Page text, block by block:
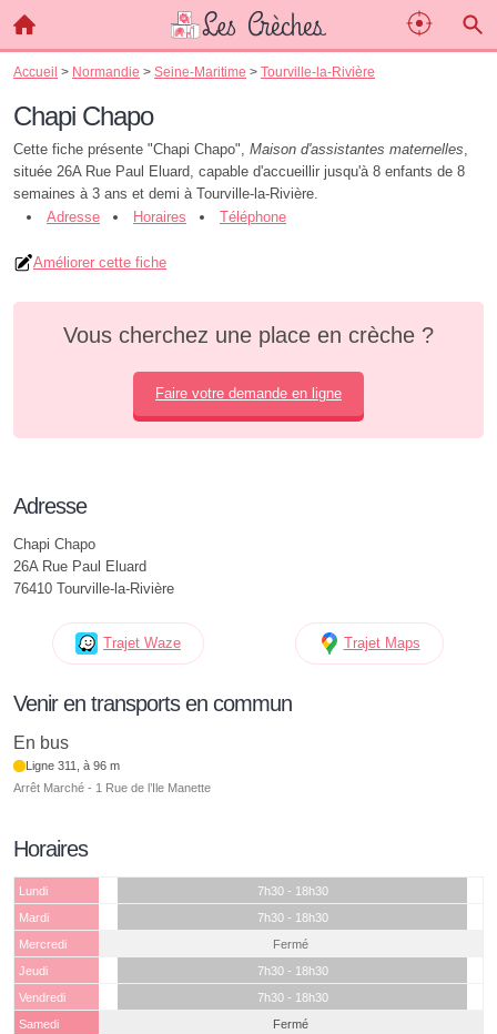
Accueil > Normandie > Seine-Maritime > Tourville-la-Rivière
Chapi Chapo
Cette fiche présente "Chapi Chapo", Maison d'assistantes maternelles,
située 26A Rue Paul Eluard, capable d'accueillir jusqu'à 8 enfants de 8
semaines à 3 ans et demi à Tourville-la-Rivière.
Adresse
Horaires Téléphone
Améliorer cette fiche
Vous cherchez une place en crèche ?
Faire votre demande en ligne
Adresse
Chapi Chapo
26A Rue Paul Eluard
76410 Tourville-la-Rivière
Trajet Waze Trajet Maps
Venir en transports en commun
En bus
Ligne 311, à 96 m
Arrêt Marché - 1 Rue de l’Ile Manette
Horaires
Lundi
7h30 - 18h30
Mardi
7h30 - 18h30
Mercredi
Fermé
Jeudi
7h30 - 18h30
Vendredi
7h30 - 18h30
Samedi
Fermé